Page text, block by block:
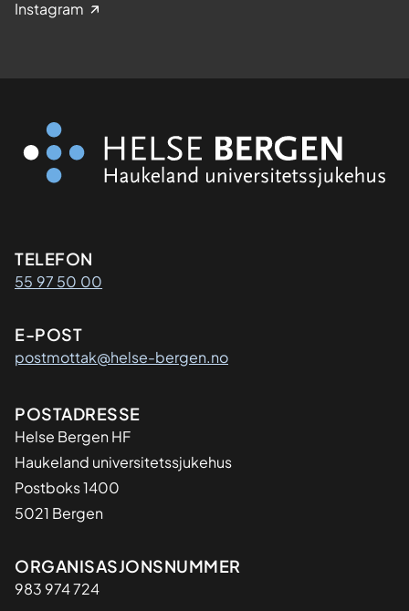
Instagram
Kontaktinformasjon
TELEFON
55 97 50 00
E-POST
postmottak@helse-bergen.no
Adresse
POSTADRESSE
Helse Bergen HF
Haukeland universitetssjukehus
Postboks 1400
5021 Bergen
Organisasjon
ORGANISASJONSNUMMER
983 974 724